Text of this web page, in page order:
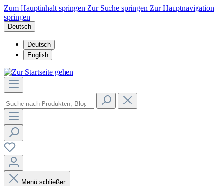
Zum Hauptinhalt springen Zur Suche springen Zur Hauptnavigation
springen
Deutsch
Deutsch
English
Menü schließen